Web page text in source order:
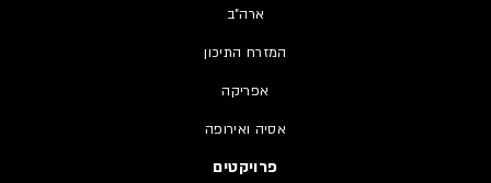
ארה"ב
המזרח התיכון
אפריקה
אסיה ואירופה
פרויקטים